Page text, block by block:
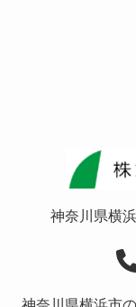
神奈川県横